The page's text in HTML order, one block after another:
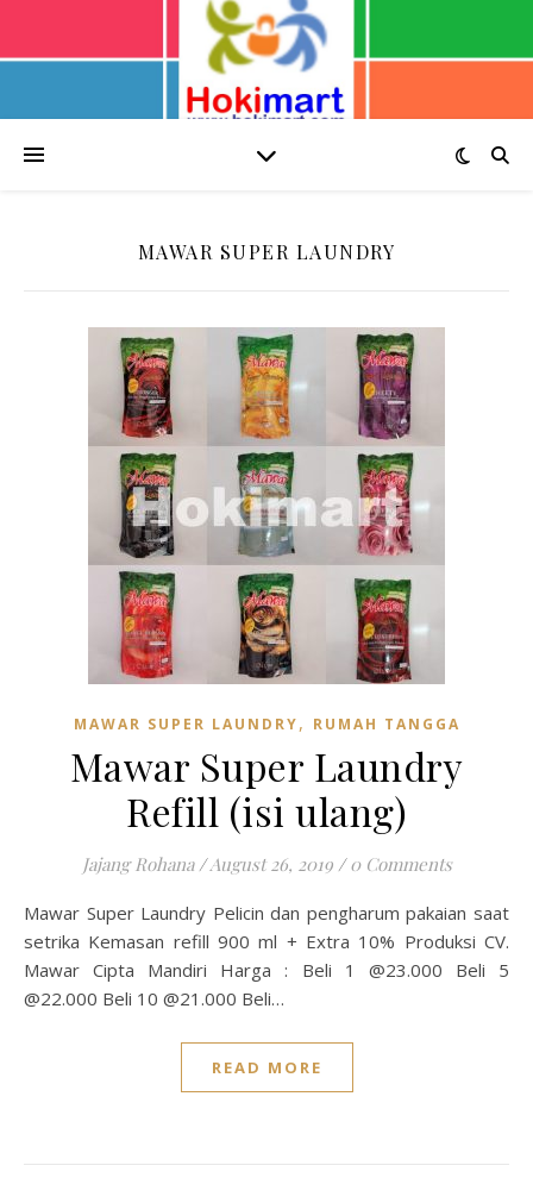
MAWAR SUPER LAUNDRY
MAWAR SUPER LAUNDRY, RUMAH TANGGA
Mawar Super Laundry
Refill (isi ulang)
Jajang Rohana /August 26, 2019 / 0 Comments
Mawar Super Laundry Pelicin dan pengharum pakaian saat
setrika Kemasan refill 900 ml + Extra 10% Produksi CV.
Mawar Cipta Mandiri Harga : Beli 1 @23.000 Beli 5
@22.000 Beli 10 @21.000 Beli…
READ MORE